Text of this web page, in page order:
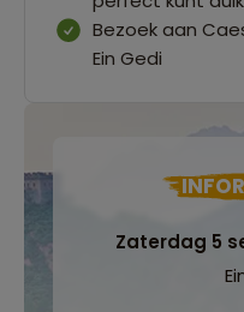
Bezoek aan
Ein Gedi
Zaterdag 5